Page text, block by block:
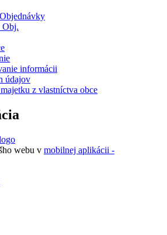
Obj.
informácii
údajov
z vlastníctva obce
webu v mobilnej aplikácii -